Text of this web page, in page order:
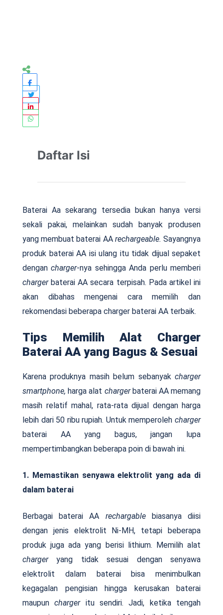
Daftar Isi
Baterai Aa sekarang tersedia bukan hanya versi
sekali pakai, melainkan sudah banyak produsen
yang membuat baterai AA rechargeable.Sayangnya
produk baterai AA isi ulang itu tidak dijual sepaket
dengancharger-nya sehingga Anda perlu memberi
chargerbaterai AA secara terpisah. Pada artikel ini
akan dibahas mengenai cara memilih dan
rekomendasi beberapa charger baterai AA terbaik.
Tips Memilih Alat Charger
Baterai AA yang Bagus & Sesuai
Karena produknya masih belum sebanyak charger
smartphone,harga alat chargerbaterai AA memang
masih relatif mahal, rata-rata dijual dengan harga
lebih dari 50 ribu rupiah. Untuk memperoleh charger
baterai AA yang bagus, jangan lupa
mempertimbangkan beberapa poin di bawah ini.
1. Memastikan senyawa elektrolit yang ada di
dalam baterai
Berbagai baterai AA rechargable biasanya diisi
dengan jenis elektrolit Ni-MH, tetapi beberapa
produk juga ada yang berisi lithium. Memilih alat
chargeryang tidak sesuai dengan senyawa
elektrolit dalam baterai bisa menimbulkan
kegagalan pengisian hingga kerusakan baterai
maupuncharger itu sendiri. Jadi, ketika tengah